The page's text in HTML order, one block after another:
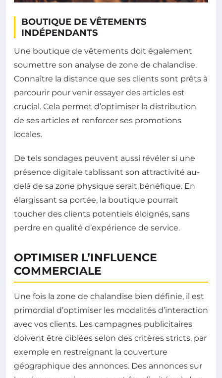
BOUTIQUE DE VÊTEMENTS
INDÉPENDANTS
Une boutique de vêtements doit également
soumettre son analyse de zone de chalandise.
Connaître la distance que ses clients sont prêts à
parcourir pour venir essayer des articles est
crucial. Cela permet d’optimiser la distribution
de ses articles et renforcer ses promotions
locales.
De tels sondages peuvent aussi révéler si une
présence digitale tablissant son attractivité au-
delà de sa zone physique serait bénéfique. En
élargissant sa portée, la boutique pourrait
toucher des clients potentiels éloignés, sans
perdre en qualité d’expérience de service.
OPTIMISER L’INFLUENCE
COMMERCIALE
Une fois la zone de chalandise bien définie, il est
primordial d’optimiser les modalités d’interaction
avec vos clients. Les campagnes publicitaires
doivent être ciblées selon des critères stricts, par
exemple en restreignant la couverture
géographique des annonces. Des annonces sur